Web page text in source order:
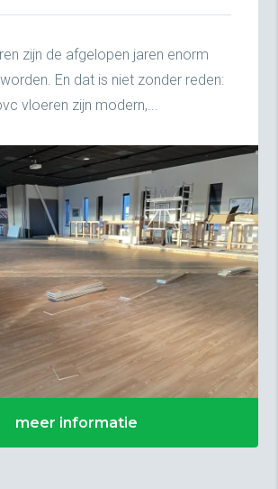
zijn de afgelopen jaren enorm
En dat is niet zonder reden:
vloeren zijn modern,...
meer informatie